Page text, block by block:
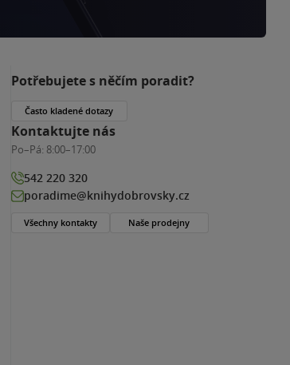
Potřebujete s něčím poradit?
Často kladené dotazy
Kontaktujte nás
Po–Pá: 8:00–17:00
542 220 320
poradime@knihydobrovsky.cz
Všechny kontakty Naše prodejny